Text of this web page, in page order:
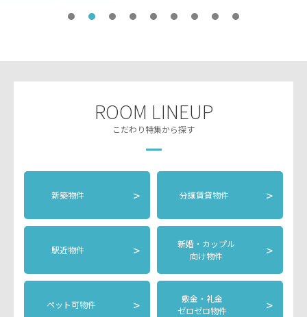
ROOM LINEUP
こだわり特集から探す
新築物件 > 分譲賃貸物件 >
駅近物件 >
新婚・カップル
向け物件
>
ペット可物件 >
敷金・礼金
ゼロゼロ物件
>